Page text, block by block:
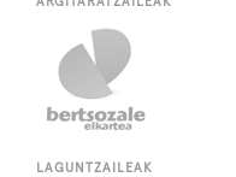
LAGUNTZAILEAK